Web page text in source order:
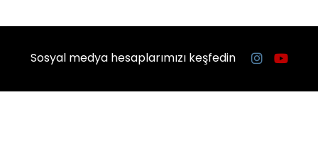
Sosyal medya hesaplarımızı keşfedin